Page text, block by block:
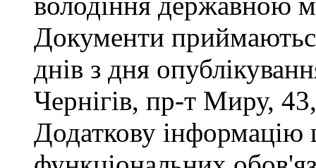
Документи
днів з дня
Чернігів, пр-т Миру,
Додаткову